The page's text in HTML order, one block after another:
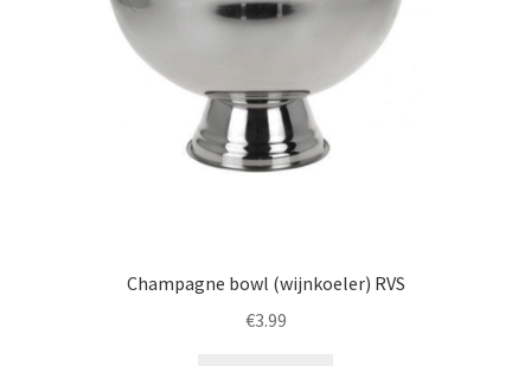
Champagne bowl (wijnkoeler) RVS
€3.99